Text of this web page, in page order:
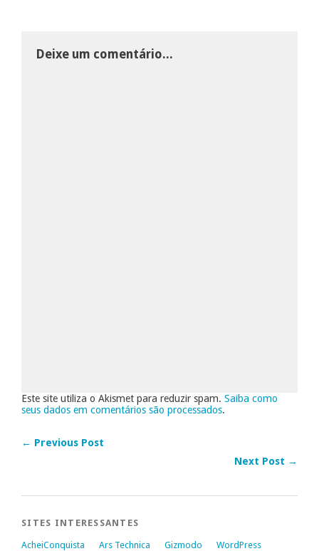
Deixe um comentário...
Este site utiliza o Akismet para reduzir spam. Saiba como
seus dados em comentários são processados.
← Previous Post
Next Post →
SITES INTERESSANTES
AcheiConquista Ars Technica Gizmodo WordPress